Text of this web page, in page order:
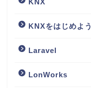
KNX
KNXをはじめよう
Laravel
LonWorks